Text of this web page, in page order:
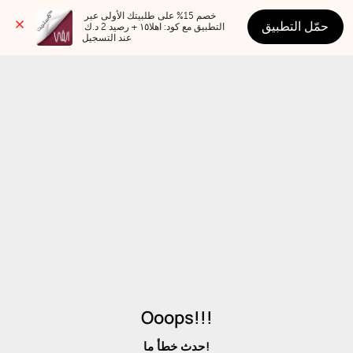
عند التسجيل
حمّل التطبيق
Ooops!!!
حدث خطأ ما!